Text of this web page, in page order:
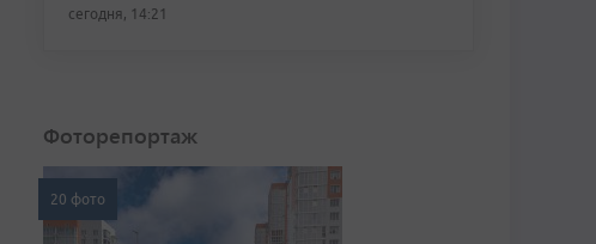
сегодня, 14:21
Фоторепортаж
20 фото